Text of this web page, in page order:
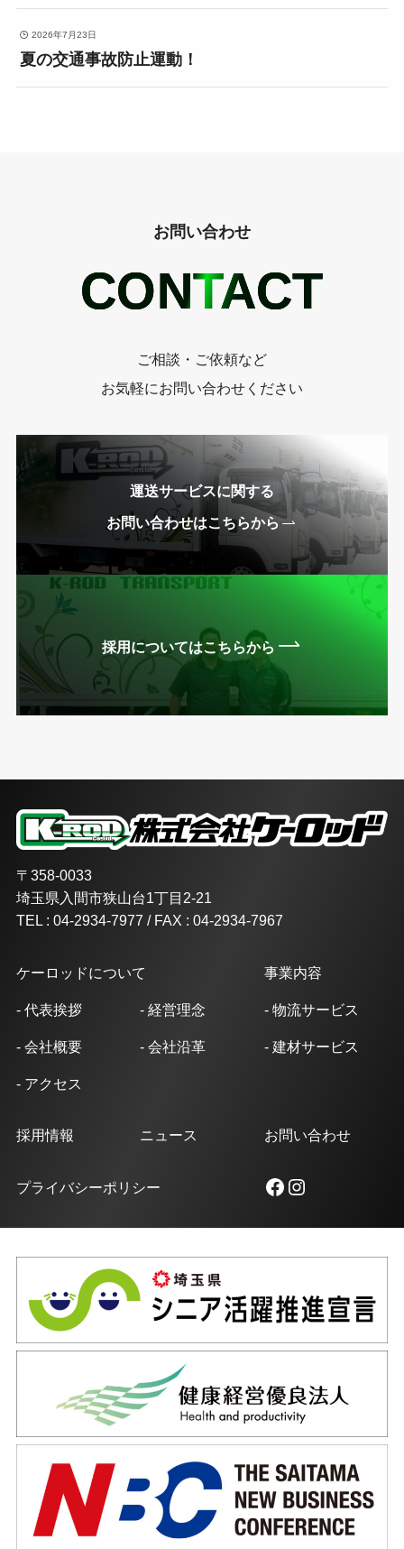
2026年7月23日
夏の交通事故防止運動！
お問い合わせ
CONTACT
ご相談・ご依頼など
お気軽にお問い合わせください
運送サービスに関する
お問い合わせはこちらから
採用についてはこちらから
〒358-0033
埼玉県入間市狭山台1丁目2-21
TEL : 04-2934-7977 / FAX : 04-2934-7967
ケーロッドについて
- 代表挨拶
- 会社概要
- アクセス
- 経営理念
- 会社沿革
事業内容
- 物流サービス
- 建材サービス
採用情報 ニュース お問い合わせ
プライバシーポリシー Facebook Instagram